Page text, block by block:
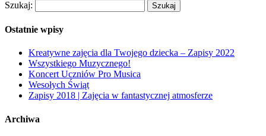
Szukaj:
Ostatnie wpisy
Kreatywne zajęcia dla Twojego dziecka – Zapisy 2022
Wszystkiego Muzycznego!
Koncert Uczniów Pro Musica
Wesołych Świąt
Zapisy 2018 | Zajęcia w fantastycznej atmosferze
Archiwa